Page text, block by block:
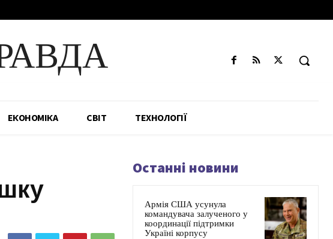
ЕКОНОМІКА СВІТ ТЕХНОЛОГІЇ
Останні новини
Армія США усунула
командувача залученого у
координації підтримки
Україні корпусу